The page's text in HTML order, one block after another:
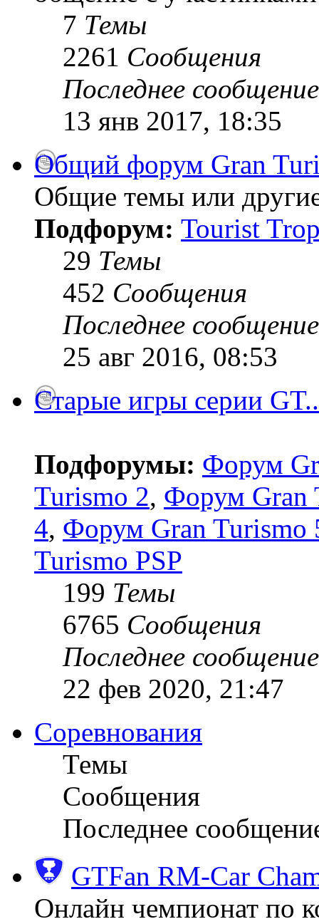
7 Темы
2261 Сообщения
Последнее сообщение
13 янв 2017, 18:35
Общий форум Gran
Общие темы или
Подфорум: Tourist
29 Темы
452 Сообщения
Последнее сообщение
25 авг 2016, 08:53
Старые игры серии
Подфорумы: Форум
Turismo 2, Форум Gran
4, Форум Gran Turismo
Turismo PSP
199 Темы
6765 Сообщения
Последнее сообщение
22 фев 2020, 21:47
Соревнования
Темы
Сообщения
Последнее
GTFan RM-Car
Онлайн чемпионат по